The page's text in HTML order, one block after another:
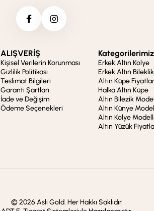
ALIŞVERİŞ
Kişisel Verilerin Korunması
Gizlilik Politikası
Teslimat Bilgileri
Garanti Şartları
İade ve Değişim
Ödeme Seçenekleri
Kategorilerimiz
Erkek Altın Kolye
Erkek Altın Bileklik
Altın Küpe
Halka Altın Küpe
Altın Bilezik
Altın Künye
Altın Kolye
Altın Yüzük
© 2026 Aslı Gold. Her Hakkı Saklıdır